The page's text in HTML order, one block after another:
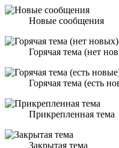
Новые сообщения
Горячая тема (нет
Горячая тема (есть
Прикрепленная тема
Закрытая тема